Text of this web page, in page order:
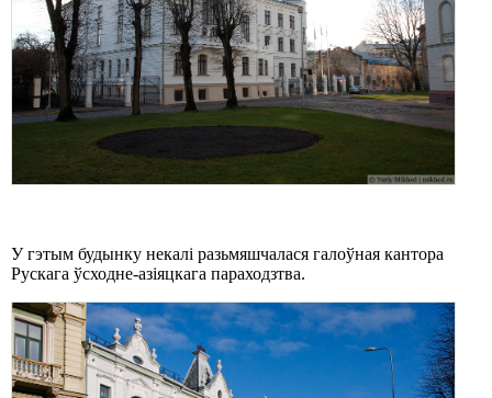
У гэтым будынку некалі разьмяшчалася галоўная кантора
Рускага ўсходне-азіяцкага параходзтва.